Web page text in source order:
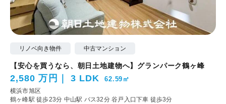
リノベ向き物件 中古マンション
【安心を買うなら、朝日土地建物へ】グランパーク鶴ヶ峰
2,580 万円 3 LDK 62.59㎡
横浜市旭区
鶴ヶ峰駅 徒歩23分 中山駅 バス32分 谷戸入口下車 徒歩3分